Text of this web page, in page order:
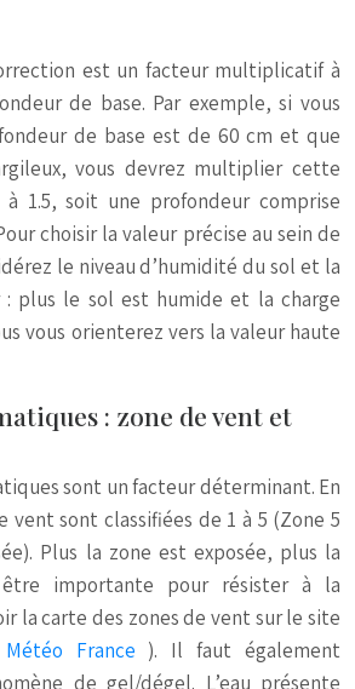
est un facteur multiplicatif à
de base. Par exemple, si vous
de base est de 60 cm et que
vous devrez multiplier cette
1.5, soit une profondeur comprise
choisir la valeur précise au sein de
le niveau d’humidité du sol et la
: plus le sol est humide et la charge
vous orienterez vers la valeur haute
: zone de vent et
sont un facteur déterminant. En
vent sont classifiées de 1 à 5 (Zone 5
Plus la zone est exposée, plus la
importante pour résister à la
la carte des zones de vent sur le site
Météo France ). Il faut également
de gel/dégel. L’eau présente